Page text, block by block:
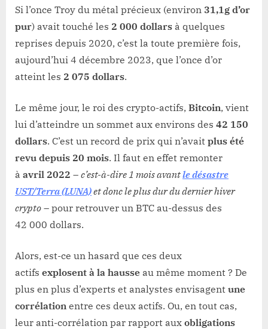
Si l’once Troy du métal précieux (environ 31,1g d’or
pur) avait touché les 2 000 dollars à quelques
reprises depuis 2020, c’est la toute première fois,
aujourd’hui 4 décembre 2023, que l’once d’or
atteint les 2 075 dollars.
Le même jour, le roi des crypto-actifs, Bitcoin, vient
lui d’atteindre un sommet aux environs des 42 150
dollars. C’est un record de prix qui n’avait plus été
revu depuis 20 mois. Il faut en effet remonter
à avril 2022 – c’est-à-dire 1 mois avantle désastre
UST/Terra (LUNA)et donc le plus dur du dernier hiver
crypto – pour retrouver un BTC au-dessus des
42 000 dollars.
Alors, est-ce un hasard que ces deux
actifs explosent à la hausse au même moment ? De
plus en plus d’experts et analystes envisagent une
corrélation entre ces deux actifs. Ou, en tout cas,
leur anti-corrélation par rapport aux obligations